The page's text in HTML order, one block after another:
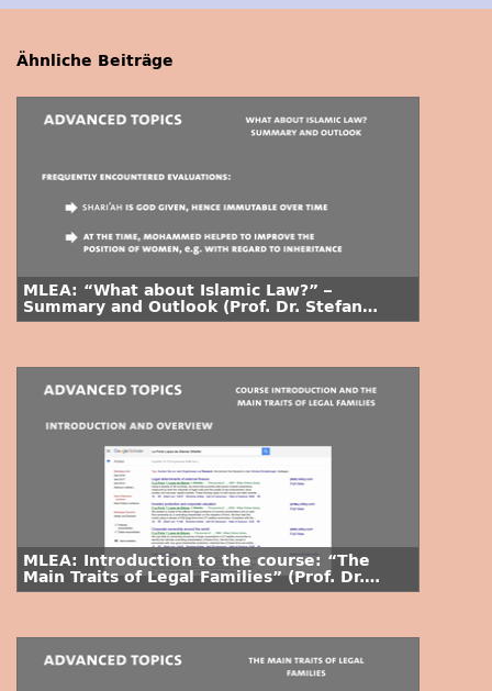
Ähnliche Beiträge
MLEA: “What about Islamic Law?” –
Summary and Outlook (Prof. Dr. Stefan
Voigt)
MLEA: Introduction to the course: “The
Main Traits of Legal Families” (Prof. Dr.
Stefan Voigt)